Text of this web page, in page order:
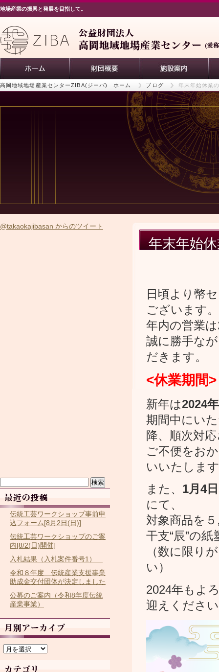
地場産業の振興と発展を目指して。
高岡地域地場産業センターZIBA(ジーバ) ホーム ブログ 年末年始休業
年末年始
日頃より幣
ございます。
年内の営業
誠に勝手な
だきます。
<休業期間
新年は2024
期間中にい
降、順次対
ご不便をお
いいたしま
また、 1月4
にて、
対象商品を
干支“辰”の
（数に限り
い）
2024年もよ
迎えくださ
@takaokajibasan からのツイート
索:
伝統工芸ワークショップ事前申
込フォーム[8月2日(日)]
伝統工芸ワークショップのご案
内[8/2(日)開催]
入札結果（入札案件番号1）
令和８年度 伝統産業支援事業
助成金交付団体が決定しました
公募のご案内（令和8年度伝統
産業事業）
ー
カ
イ